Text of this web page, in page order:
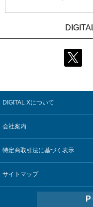
近大病院と中外製薬
技術を使う抽出方法
【COMPUTEX 2026
5
製造業の現場の暗黙
管理基盤、LIGHTzが
合基盤を本格稼働
鹿島建設、鋼管柱へ
AIを遠隔監視システ
製造業の現場の暗黙
5
Umios、消費者起点
稼働
DIGITAL Xについて
会社案内
特定商取引法に基づく表示
サイトマップ